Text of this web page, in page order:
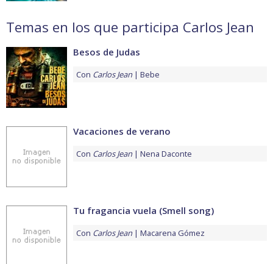
Temas en los que participa Carlos Jean
Besos de Judas
Con Carlos Jean Bebe
Vacaciones de verano
Con Carlos Jean Nena Daconte
Tu fragancia vuela (Smell song)
Con Carlos Jean Macarena Gómez